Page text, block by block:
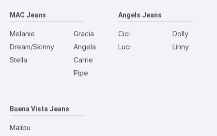
MAC Jeans
Melanie
Dream/Skinny
Stella
Gracia
Angela
Carrie
Pipe
Angels Jeans
Cici
Luci
Dolly
Linny
Buena Vista Jeans
Malibu